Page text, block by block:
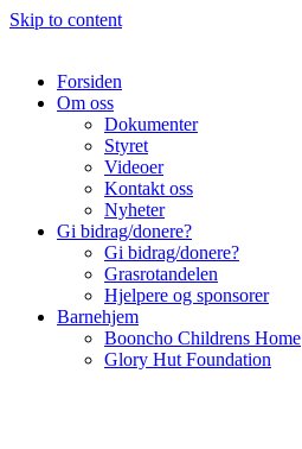
Skip to content
Forsiden
Om oss
Dokumenter
Styret
Videoer
Kontakt oss
Nyheter
Gi bidrag/donere?
Gi bidrag/donere?
Grasrotandelen
Hjelpere og sponsorer
Barnehjem
Booncho Childrens Home
Glory Hut Foundation